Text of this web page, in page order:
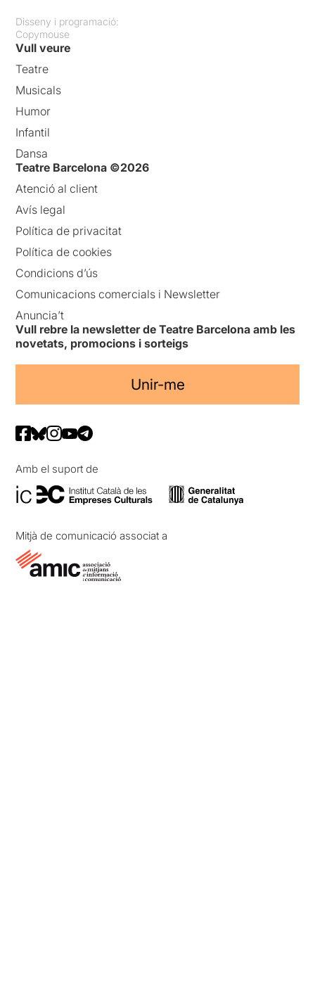
Disseny i programació:
Copymouse
Vull veure
Teatre
Musicals
Humor
Infantil
Dansa
Teatre Barcelona ©2026
Atenció al client
Avís legal
Política de privacitat
Política de cookies
Condicions d’ús
Comunicacions comercials i Newsletter
Anuncia’t
Vull rebre la newsletter de Teatre Barcelona amb les
novetats, promocions i sorteigs
Unir-me
Amb el suport de
Mitjà de comunicació associat a